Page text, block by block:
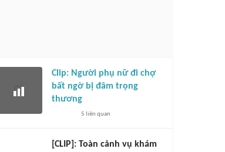
Clip: Người phụ nữ đi chợ
bất ngờ bị đâm trọng
thương
5 liên quan
[CLIP]: Toàn cảnh vụ khám